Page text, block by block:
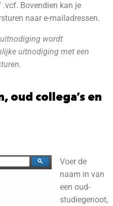
Bovendien kan je
naar e-mailadressen.
wordt
uitnodiging met een
oud collega’s en
Voer de
naam in van
een oud-
studiegenoot,